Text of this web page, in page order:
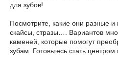
для зубов!
Посмотрите, какие они разные и
скайсы, стразы…. Вариантов
каменей, которые помогут
зубам. Готовьтесь стать центром